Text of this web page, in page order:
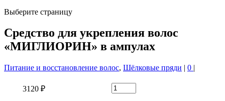
Выберите страницу
Средство для укрепления волос
«МИГЛИОРИН» в ампулах
Питание и восстановление волос, Шёлковые пряди | 0 |
3120 ₽